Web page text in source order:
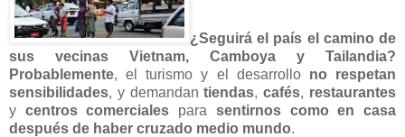
¿Seguirá el país el camino de
sus vecinas Vietnam, Camboya y Tailandia?
Probablemente, el turismo y el desarrollo no respetan
sensibilidades, y demandantiendas,cafés, restaurantes
y centros comerciales para sentirnos como en casa
después de haber cruzado medio mundo.